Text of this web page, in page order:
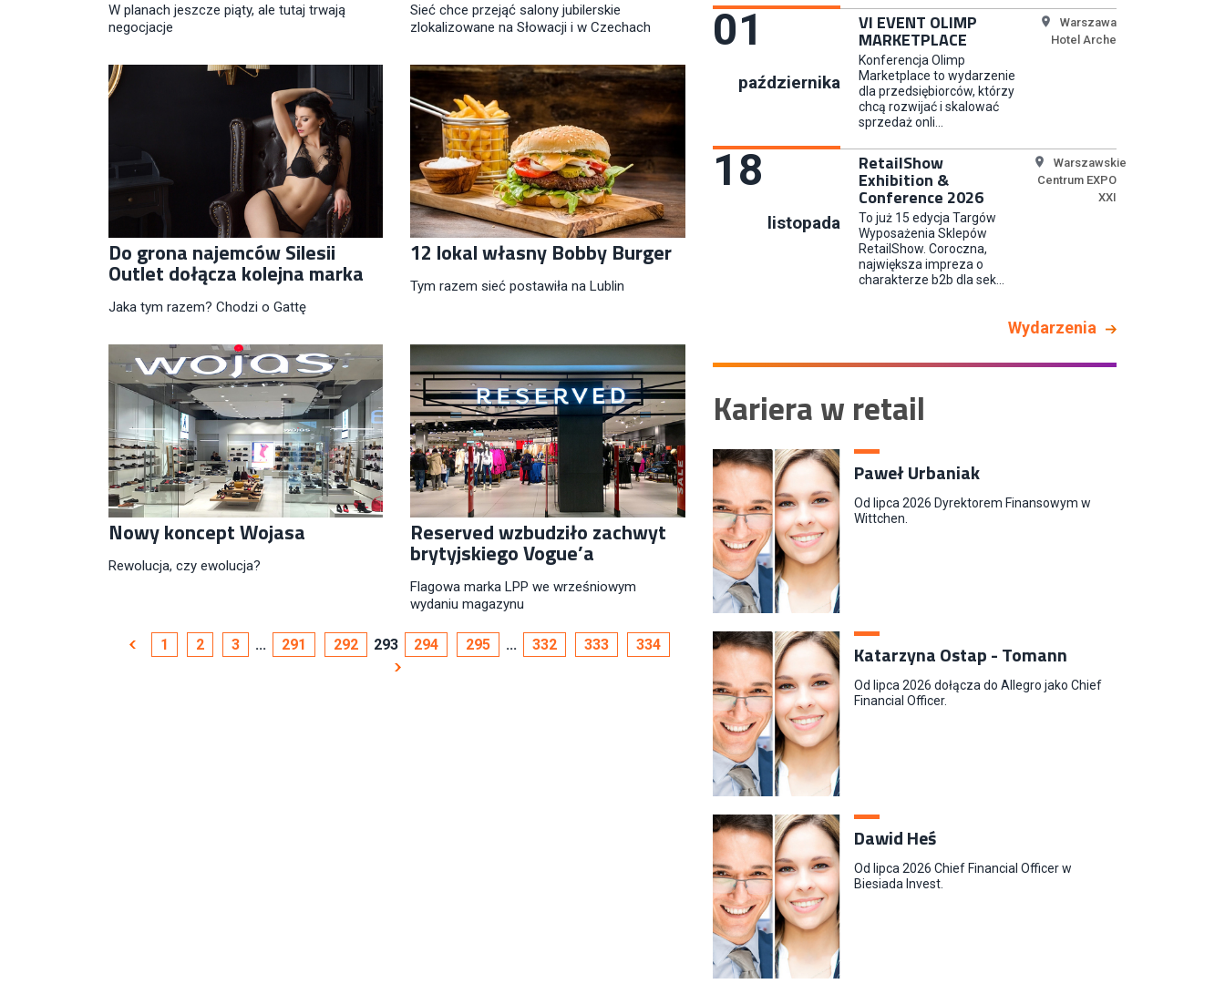
W planach jeszcze piąty, ale tutaj trwają
negocjacje
Sieć chce przejąć salony jubilerskie
zlokalizowane na Słowacji i w Czechach
Do grona najemców Silesii
Outlet dołącza kolejna marka
Jaka tym razem? Chodzi o Gattę
12 lokal własny Bobby Burger
Tym razem sieć postawiła na Lublin
Nowy koncept Wojasa
Rewolucja, czy ewolucja?
Reserved wzbudziło zachwyt
brytyjskiego Vogue’a
Flagowa marka LPP we wrześniowym
wydaniu magazynu
1 2 3 ... 291 292 293 294 295 ... 332 333 334
TERG S.A.
Kupiec / Kupczyni Fashion
Smyk S.A.
Młodszy Specjalista ds. Contentu
i Social Media
CCC S.A.
01
października
VI EVENT OLIMP
MARKETPLACE
Konferencja Olimp
Marketplace to wydarzenie
dla przedsiębiorców, którzy
chcą rozwijać i skalować
sprzedaż onli...
Warszawa
Hotel Arche
18
listopada
RetailShow
Exhibition &
Conference 2026
To już 15 edycja Targów
Wyposażenia Sklepów
RetailShow. Coroczna,
największa impreza o
charakterze b2b dla sek...
Warszawskie
Centrum EXPO
XXI
Wydarzenia
Kariera w retail
Paweł Urbaniak
Od lipca 2026 Dyrektorem Finansowym w
Wittchen.
Katarzyna Ostap - Tomann
Od lipca 2026 dołącza do Allegro jako Chief
Financial Officer.
Dawid Heś
Od lipca 2026 Chief Financial Officer w
Biesiada Invest.